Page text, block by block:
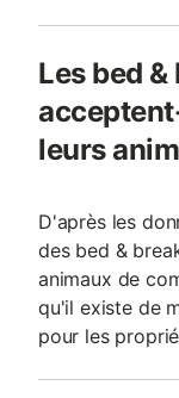
Les bed
leurs
D'après les
des bed &
animaux de
qu'il existe de
pour les